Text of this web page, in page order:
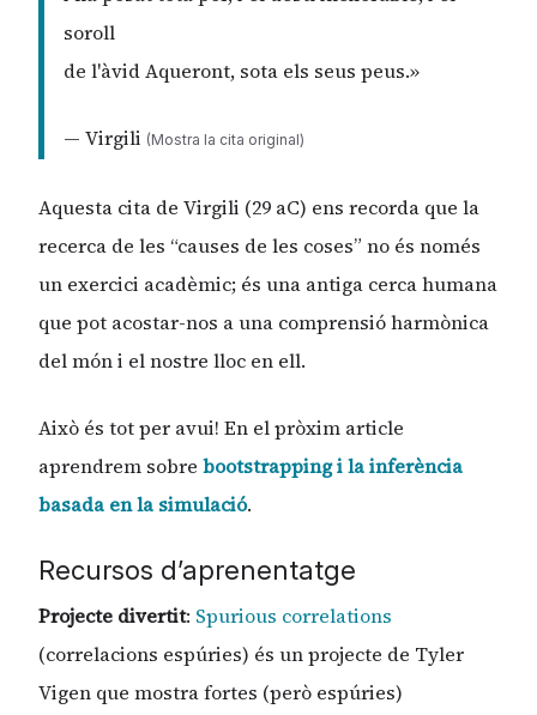
soroll
de l'àvid Aqueront, sota els seus peus.»
— Virgili (Mostra la cita original)
Aquesta cita de Virgili (29 aC) ens recorda que la
recerca de les “causes de les coses” no és només
un exercici acadèmic; és una antiga cerca humana
que pot acostar-nos a una comprensió harmònica
del món i el nostre lloc en ell.
Això és tot per avui! En el pròxim article
aprendrem sobre bootstrapping i la inferència
basada en la simulació.
Recursos d’aprenentatge
Projecte divertit: Spurious correlations
(correlacions espúries) és un projecte de Tyler
Vigen que mostra fortes (però espúries)